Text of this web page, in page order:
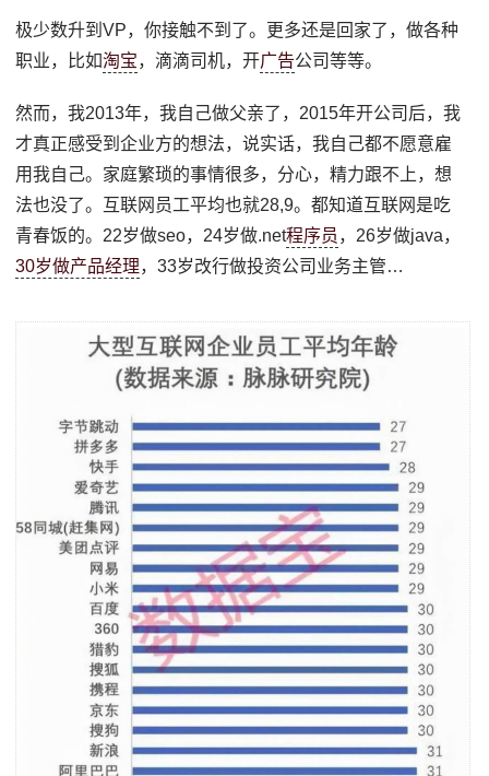
极少数升到VP，你接触不到了。更多还是回家了，做各种
职业，比如淘宝，滴滴司机，开广告公司等等。
然而，我2013年，我自己做父亲了，2015年开公司后，我
才真正感受到企业方的想法，说实话，我自己都不愿意雇
用我自己。家庭繁琐的事情很多，分心，精力跟不上，想
法也没了。互联网员工平均也就28,9。都知道互联网是吃
青春饭的。22岁做seo，24岁做.net程序员 ，26岁做java，
30岁做产品经理，33岁改行做投资公司业务主管…